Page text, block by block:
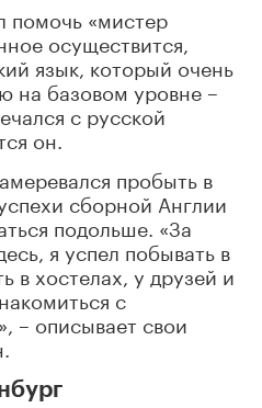
помочь «мистер
осуществится,
язык, который очень
на базовом уровне –
с русской
он.
пробыть в
сборной Англии
подольше. «За
я успел побывать в
в хостелах, у друзей и
с
– описывает свои